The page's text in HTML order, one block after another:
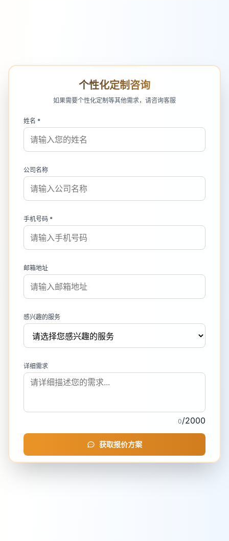
个性化定制咨询
如果需要个性化定制等其他需求，请咨询客服
姓名 *
公司名称
手机号码 *
邮箱地址
感兴趣的服务
详细需求
0/2000
获取报价方案